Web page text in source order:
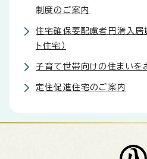
制度のご案内
住宅確保要配慮者円滑入居
ト住宅）
子育て世帯向けの住まいを
定住促進住宅のご案内